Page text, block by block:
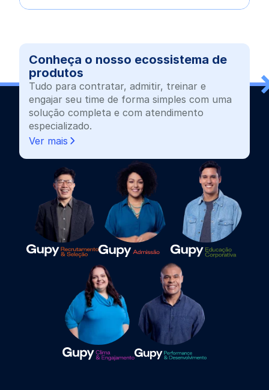
Conheça o nosso ecossistema de
produtos
Tudo para contratar, admitir, treinar e
engajar seu time de forma simples com uma
solução completa e com atendimento
especializado.
Ver mais